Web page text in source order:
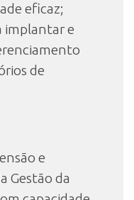
eficaz;
implantar e
de
e
Gestão da